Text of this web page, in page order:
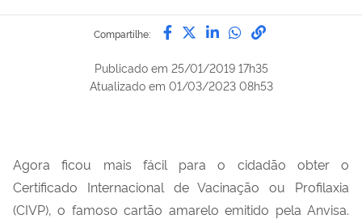
Compartilhe: Compartilhe por Facebook
Compartilhe por Twitter
Compartilhe por
Compartilhe
link para
Publicado em 25/01/2019 17h35
Atualizado em 01/03/2023 08h53
Agora ficou mais fácil para o cidadão obter o
Certificado Internacional de Vacinação ou Profilaxia
(CIVP), o famoso cartão amarelo emitido pela Anvisa.